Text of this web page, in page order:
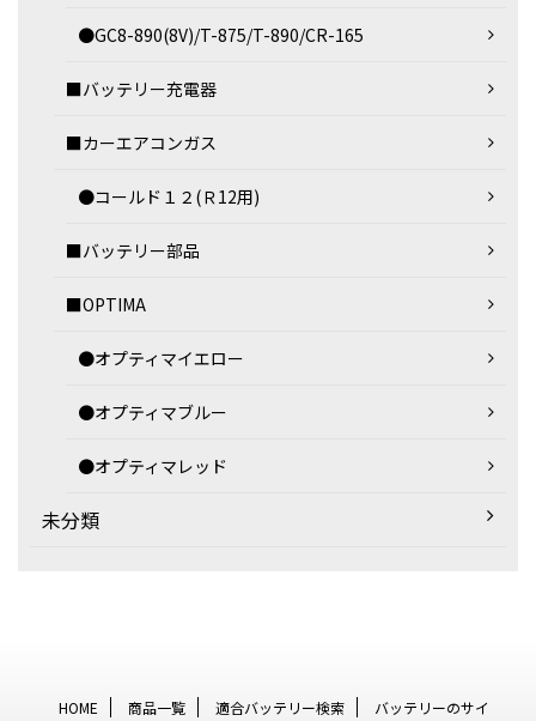
●GC8-890(8V)/T-875/T-890/CR-165
■バッテリー充電器
■カーエアコンガス
●コールド１２(Ｒ12用)
■バッテリー部品
■OPTIMA
●オプティマイエロー
●オプティマブルー
●オプティマレッド
未分類
HOME 商品一覧 適合バッテリー検索
バッテリーのサイ